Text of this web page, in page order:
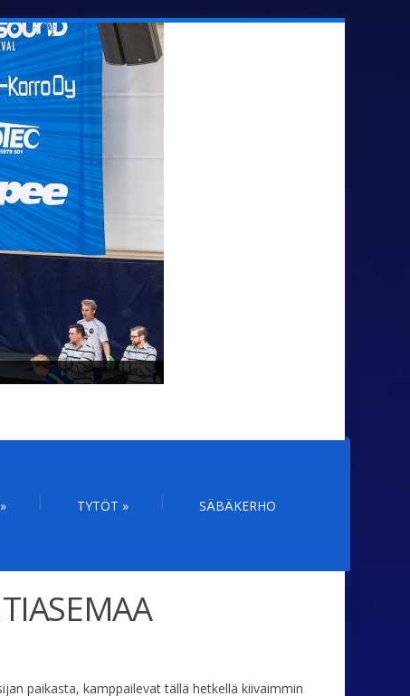
» TYTÖT » SÄBÄKERHO
paikasta, kamppailevat tällä hetkellä kiivaimmin